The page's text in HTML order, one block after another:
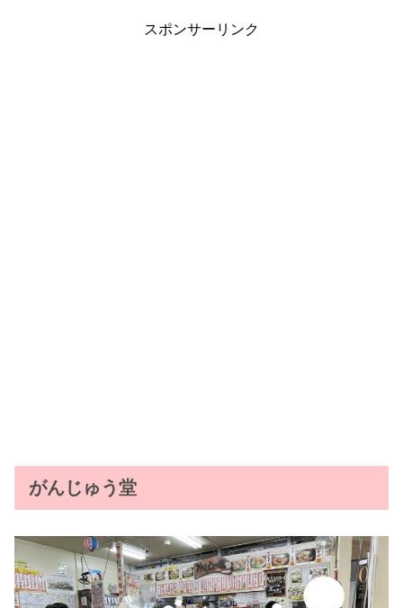
スポンサーリンク
がんじゅう堂